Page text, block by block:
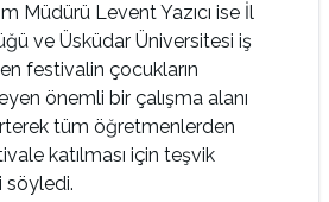
Müdürü Levent Yazıcı ise İl
ve Üsküdar Üniversitesi iş
festivalin çocukların
önemli bir çalışma alanı
tüm öğretmenlerden
katılması için teşvik
söyledi.